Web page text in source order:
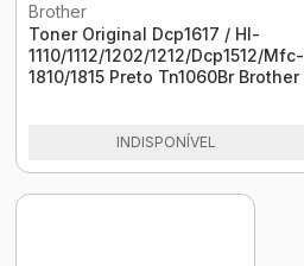
Brother
Toner Original Dcp1617 / Hl-
1110/1112/1202/1212/Dcp1512/Mfc-
1810/1815 Preto Tn1060Br Brother
INDISPONÍVEL